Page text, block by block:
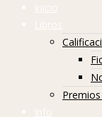
Inicio
Libros
Info